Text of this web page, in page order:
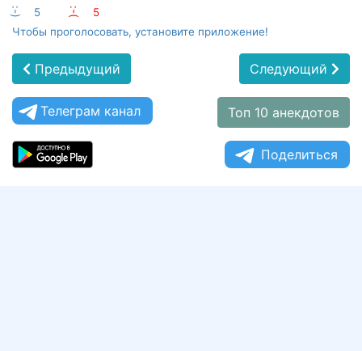
:-) 5 :-(
5
Чтобы проголосовать, установите приложение!
Предыдущий Следующий
Телеграм канал Топ 10 анекдотов
Поделиться